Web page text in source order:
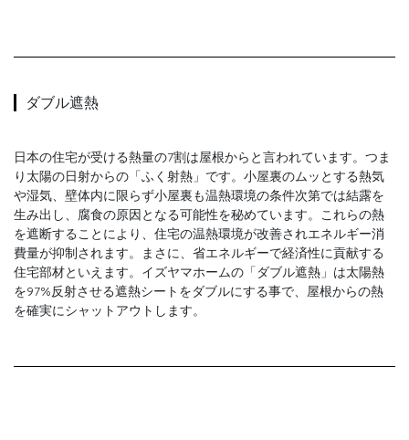
ダブル遮熱
日本の住宅が受ける熱量の7割は屋根からと言われています。つま
り太陽の日射からの「ふく射熱」です。小屋裏のムッとする熱気
や湿気、壁体内に限らず小屋裏も温熱環境の条件次第では結露を
生み出し、腐食の原因となる可能性を秘めています。これらの熱
を遮断することにより、住宅の温熱環境が改善されエネルギー消
費量が抑制されます。まさに、省エネルギーで経済性に貢献する
住宅部材といえます。イズヤマホームの「ダブル遮熱」は太陽熱
を97%反射させる遮熱シートをダブルにする事で、屋根からの熱
を確実にシャットアウトします。